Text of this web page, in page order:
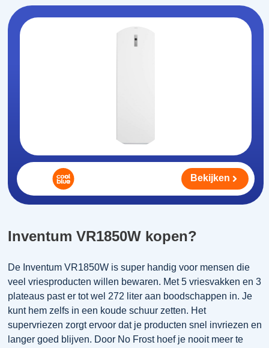
Inventum VR1850W kopen?
De Inventum VR1850W is super handig voor mensen die
veel vriesproducten willen bewaren. Met 5 vriesvakken en 3
plateaus past er tot wel 272 liter aan boodschappen in. Je
kunt hem zelfs in een koude schuur zetten. Het
supervriezen zorgt ervoor dat je producten snel invriezen en
langer goed blijven. Door No Frost hoef je nooit meer te
Bekijken